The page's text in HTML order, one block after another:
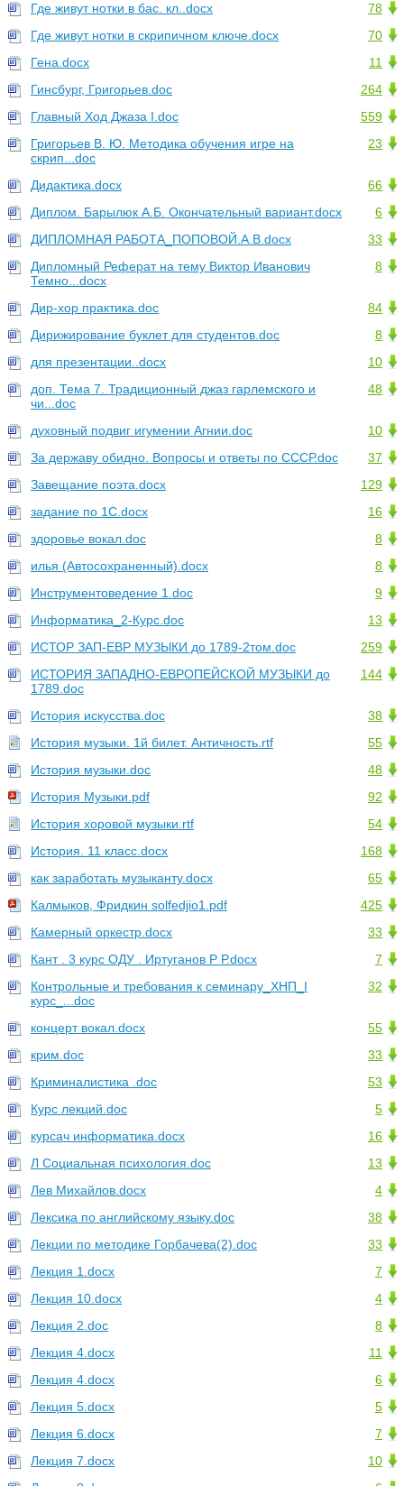
78
Где живут нотки в бас. кл..docx
70
Где живут нотки в скрипичном ключе.docx
11
Гена.docx
264
Гинсбург, Григорьев.doc
559
Главный Ход Джаза I.doc
23
Григорьев В. Ю. Методика обучения игре на
скрип...doc
66
Дидактика.docx
6
Диплом. Барылюк А.Б. Окончательный вариант.docx
33
ДИПЛОМНАЯ РАБОТА_ПОПОВОЙ.А.В.docx
8
Дипломный Реферат на тему Виктор Иванович
Темно...docx
84
Дир-хор практика.doc
8
Дирижирование буклет для студентов.doc
10
для презентации..docx
48
доп. Тема 7. Традиционный джаз гарлемского и
чи...doc
10
духовный подвиг игумении Агнии.doc
37
За державу обидно. Вопросы и ответы по СССР.doc
129
Завещание поэта.docx
16
задание по 1С.docx
8
здоровье вокал.doc
8
илья (Автосохраненный).docx
9
Инструментоведение 1.doc
13
Информатика_2-Курс.doc
259
ИСТОР ЗАП-ЕВР МУЗЫКИ до 1789-2том.doc
144
ИСТОРИЯ ЗАПАДНО-ЕВРОПЕЙСКОЙ МУЗЫКИ до
1789.doc
38
История искусства.doc
55
История музыки. 1й билет. Античность.rtf
48
История музыки.doc
92
История Музыки.pdf
54
История хоровой музыки.rtf
168
История. 11 класс.docx
65
как заработать музыканту.docx
425
Калмыков, Фридкин solfedjio1.pdf
33
Камерный оркестр.docx
7
Кант . 3 курс ОДУ . Иртуганов Р Р.docx
32
Контрольные и требования к семинару_ХНП_I
курс_...doc
55
концерт вокал.docx
33
крим.doc
53
Криминалистика .doc
5
Курс лекций.doc
16
курсач информатика.docx
13
Л Социальная психология.doc
4
Лев Михайлов.docx
38
Лексика по английскому языку.doc
33
Лекции по методике Горбачева(2).doc
7
Лекция 1.docx
4
Лекция 10.docx
8
Лекция 2.doc
11
Лекция 4.docx
6
Лекция 4.docx
5
Лекция 5.docx
7
Лекция 6.docx
10
Лекция 7.docx